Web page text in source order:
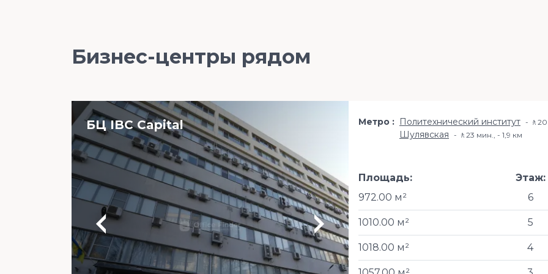
Бизнес-центры рядом
БЦ IBC Capital Метро Политехнический институт
Шулявская 🚶23 мин., - 1,9 км
Площадь:
972.00 м²
Этаж:
6
1010.00 м² 5
1018.00 м² 4